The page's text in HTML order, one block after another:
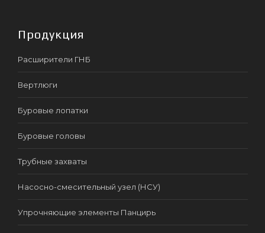
Продукция
Расширители ГНБ
Вертлюги
Буровые лопатки
Буровые головы
Трубные захваты
Насосно-смесительный узел (НСУ)
Упрочняющие элементы Панцирь